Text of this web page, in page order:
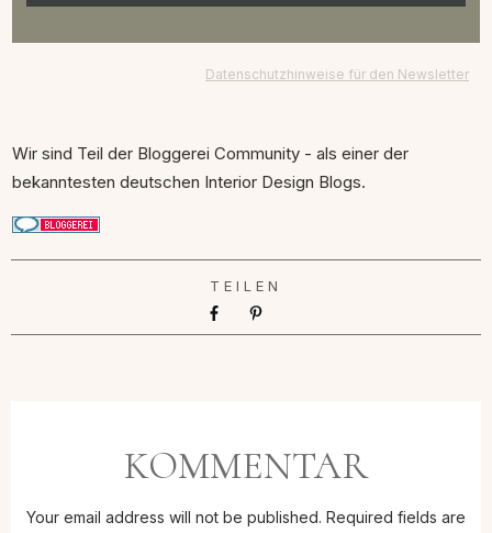
Datenschutzhinweise für den Newsletter
Wir sind Teil der Bloggerei Community - als einer der
bekanntesten deutschen Interior Design Blogs.
TEILEN
KOMMENTAR
Your email address will not be published. Required fields are